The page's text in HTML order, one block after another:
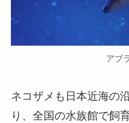
アブ
ネコザメも日本近海の
り、全国の水族館で飼